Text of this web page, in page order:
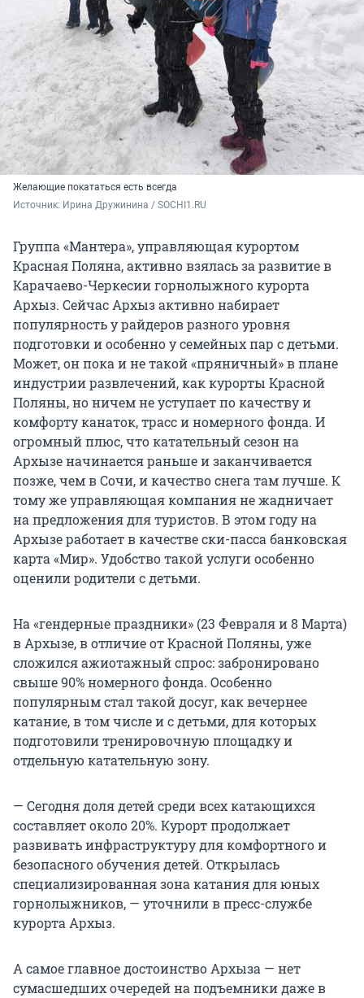
Желающие покататься есть всегда
Источник: Ирина Дружинина / SOCHI1.RU
Группа «Мантера», управляющая курортом
Красная Поляна, активно взялась за развитие в
Карачаево-Черкесии горнолыжного курорта
Архыз. Сейчас Архыз активно набирает
популярность у райдеров разного уровня
подготовки и особенно у семейных пар с детьми.
Может, он пока и не такой «пряничный» в плане
индустрии развлечений, как курорты Красной
Поляны, но ничем не уступает по качеству и
комфорту канаток, трасс и номерного фонда. И
огромный плюс, что катательный сезон на
Архызе начинается раньше и заканчивается
позже, чем в Сочи, и качество снега там лучше. К
тому же управляющая компания не жадничает
на предложения для туристов. В этом году на
Архызе работает в качестве ски-пасса банковская
карта «Мир». Удобство такой услуги особенно
оценили родители с детьми.
На «гендерные праздники» (23 Февраля и 8 Марта)
в Архызе, в отличие от Красной Поляны, уже
сложился ажиотажный спрос: забронировано
свыше 90% номерного фонда. Особенно
популярным стал такой досуг, как вечернее
катание, в том числе и с детьми, для которых
подготовили тренировочную площадку и
отдельную катательную зону.
— Сегодня доля детей среди всех катающихся
составляет около 20%. Курорт продолжает
развивать инфраструктуру для комфортного и
безопасного обучения детей. Открылась
специализированная зона катания для юных
горнолыжников, — уточнили в пресс-службе
курорта Архыз.
А самое главное достоинство Архыза — нет
сумасшедших очередей на подъемники даже в